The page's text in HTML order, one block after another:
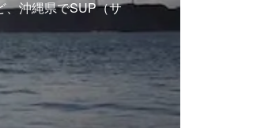
、沖縄県でSUP（サ